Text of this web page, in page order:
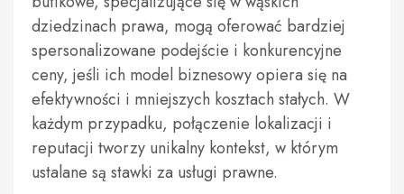
dziedzinach prawa, mogą oferować bardziej
spersonalizowane podejście i konkurencyjne
ceny, jeśli ich model biznesowy opiera się na
efektywności i mniejszych kosztach stałych. W
każdym przypadku, połączenie lokalizacji i
reputacji tworzy unikalny kontekst, w którym
ustalane są stawki za usługi prawne.